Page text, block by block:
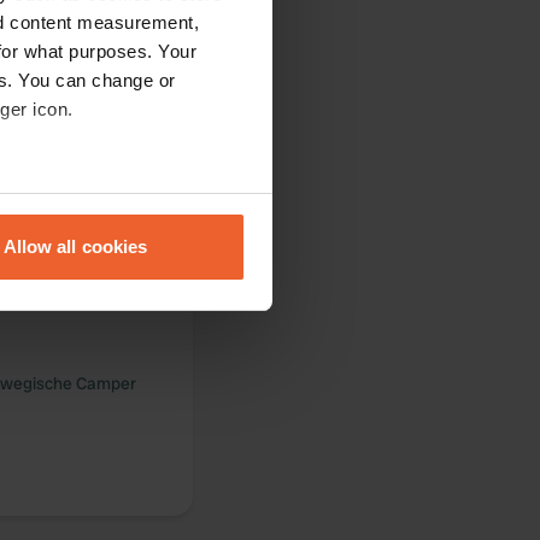
content measurement,
what purposes. Your
You can change or
icon.
meters
our traffic. We also share
may combine it with
Allow all cookies
und
Camper